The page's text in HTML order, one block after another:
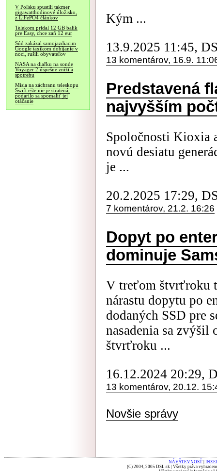
V Poľsku spustili takmer
gigawatthodinové úložisko,
z LiFePO4 článkov
Telekom pridal 12 GB balík
pre Easy, chce zaň 12 eur
Súd zakázal samojazdiacim
Google taxíkom dobíjanie v
noci, rušili obyvateľov
NASA na diaľku na sonde
Voyager 2 úspešne znížila
spotrebu
Misia na záchranu teleskopu
Swift ešte nie je stratená,
podarilo sa spomaliť jej
otáčanie
Kým ...
13.9.2025 11:45,
13 komentárov, 16.9.
Predstavená
najvyšším
Spoločnosti Kioxia
novú desiatu
je ...
20.2.2025 17:29,
7 komentárov, 21.2. 16:26
Dopyt po
dominuje
V treťom štvrťroku
nárastu dopytu po
dodaných SSD pre
nasadenia sa zvýšil
štvrťroku ...
16.12.2024 20:29,
13 komentárov, 20.12.
Novšie správy
NÁVŠTEVNOSŤ
(C) 2004, 2005 DSL.sk | Všetky práva